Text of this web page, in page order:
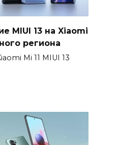
MIUI 13 на Xiaomi
региона
Mi 11 MIUI 13